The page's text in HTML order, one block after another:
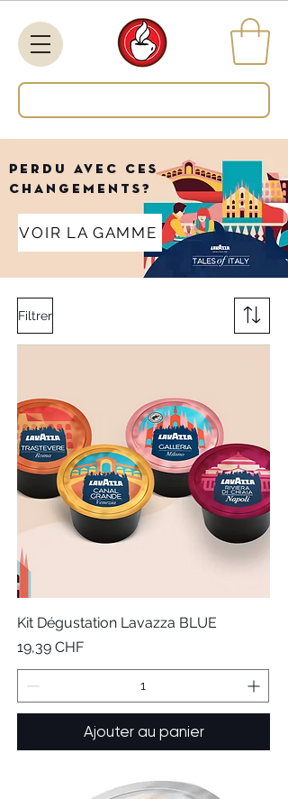
Perdu avec ces
changements?
VOIR LA GAMME
Filtrer
Kit Dégustation Lavazza BLUE
Prix
19,39 CHF
Ajouter au panier